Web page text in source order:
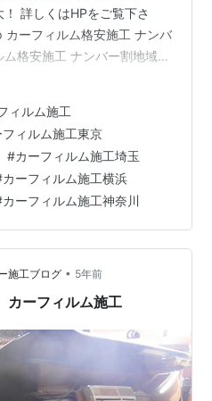
詳しくはHPをご覧下さ
ーフィルム格安施工 ナンバ
格安施工 ナンバー割地域拡
地域拡大！ 詳しくはHPを
film.jp ボディコーティン
・激安キャンペーン中！！
コーティング格安・激安キ
ーテ…
ィルム施工
フィルム施工東京
#カーフィルム施工埼玉
カーフィルム施工横浜
カーフィルム施工神奈川
施工ブログ • 5年前
ーフィルム施工